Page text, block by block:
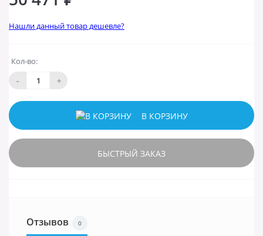
Нашли данный товар дешевле?
Кол-во:
-
+
В КОРЗИНУ
БЫСТРЫЙ ЗАКАЗ
Отзывов 0